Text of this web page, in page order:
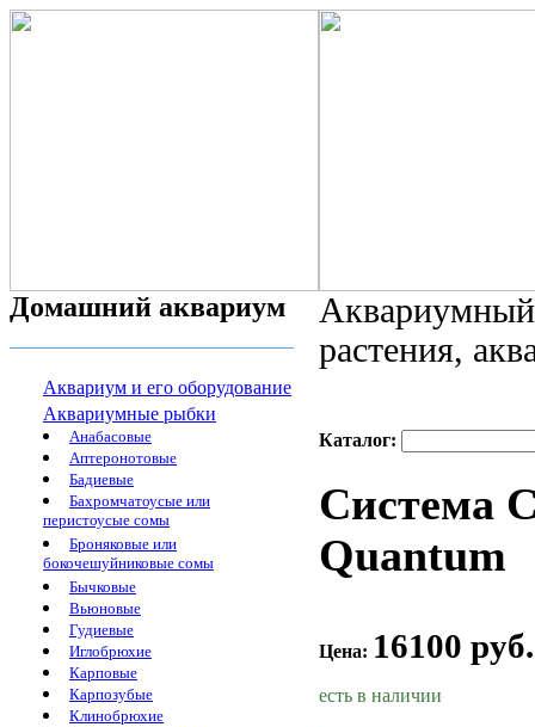
Домашний аквариум
Аквариум и его оборудование
Аквариумные рыбки
Анабасовые
Аптеронотовые
Бадиевые
Бахромчатоусые или
перистоусые сомы
Броняковые или
бокочешуйниковые сомы
Бычковые
Вьюновые
Гудиевые
Иглобрюхие
Карповые
Карпозубые
Клинобрюхие
растения,
Каталог:
Система
Quantum
Цена: 16100 руб.
есть в наличии